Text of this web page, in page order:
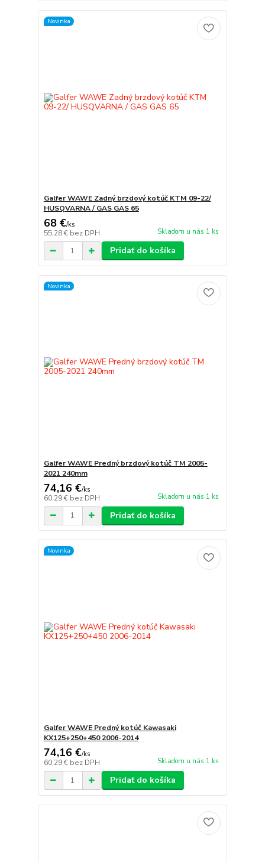
Novinka
Galfer WAWE Zadný brzdový kotúč KTM 09-22/
HUSQVARNA / GAS GAS 65
68 €/ks
55,28 € bez DPH Skladom u nás 1 ks
Pridať do košíka
Novinka
Galfer WAWE Predný brzdový kotúč TM 2005-
2021 240mm
74,16 €/ks
60,29 € bez DPH Skladom u nás 1 ks
Pridať do košíka
Novinka
Galfer WAWE Predný kotúč Kawasaki
KX125+250+450 2006-2014
74,16 €/ks
60,29 € bez DPH Skladom u nás 1 ks
Pridať do košíka